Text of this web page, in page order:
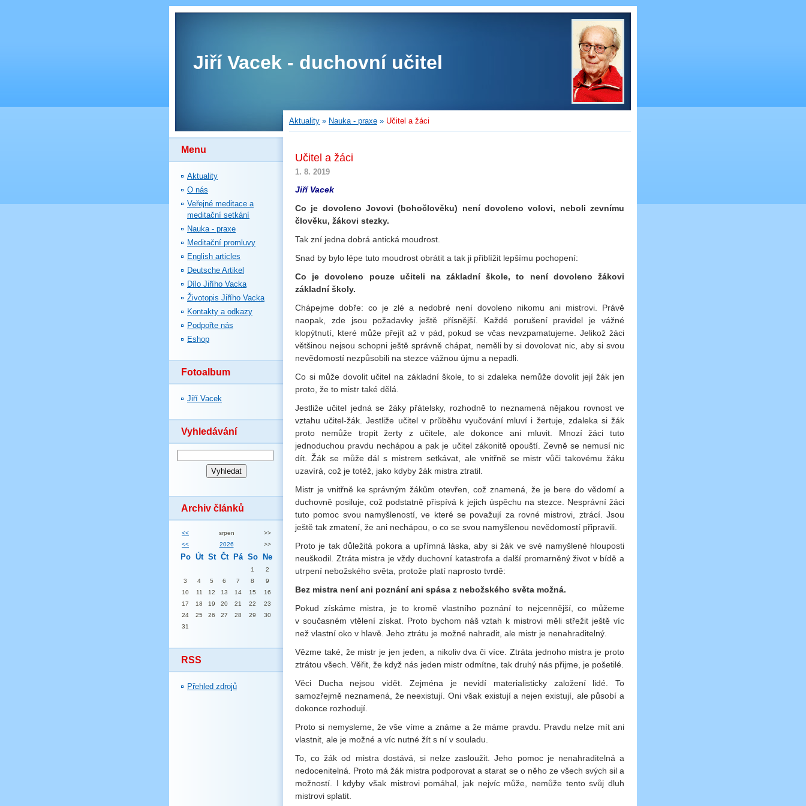
Jiří Vacek - duchovní učitel
Menu
Aktuality
O nás
Veřejné meditace a
meditační setkání
Nauka - praxe
Meditační promluvy
English articles
Deutsche Artikel
Dílo Jiřího Vacka
Životopis Jiřího Vacka
Kontakty a odkazy
Podpořte nás
Eshop
Fotoalbum
Jiří Vacek
Vyhledávání
Archiv článků
<< srpen
>>
<<
2026 >>
Po Út St Čt Pá So Ne
1
2
3
4 5 6 7 8
9
10
11 12 13 14 15
16
17
18 19 20 21 22
23
24
25 26 27 28 29
30
31
RSS
Přehled zdrojů
Aktuality » Nauka - praxe » Učitel a žáci
Učitel a žáci
1. 8. 2019
Jiří Vacek
Co je dovoleno Jovovi (bohočlověku) není dovoleno volovi, neboli zevnímu
člověku, žákovi stezky.
Tak zní jedna dobrá antická moudrost.
Snad by bylo lépe tuto moudrost obrátit a tak ji přiblížit lepšímu pochopení:
Co je dovoleno pouze učiteli na základní škole, to není dovoleno žákovi
základní školy.
Chápejme dobře: co je zlé a nedobré není dovoleno nikomu ani mistrovi. Právě
naopak, zde jsou požadavky ještě přísnější. Každé porušení pravidel je vážné
klopýtnutí, které může přejít až v pád, pokud se včas nevzpamatujeme. Jelikož žáci
většinou nejsou schopni ještě správně chápat, neměli by si dovolovat nic, aby si svou
nevědomostí nezpůsobili na stezce vážnou újmu a nepadli.
Co si může dovolit učitel na základní škole, to si zdaleka nemůže dovolit její žák jen
proto, že to mistr také dělá.
Jestliže učitel jedná se žáky přátelsky, rozhodně to neznamená nějakou rovnost ve
vztahu učitel-žák. Jestliže učitel v průběhu vyučování mluví i žertuje, zdaleka si žák
proto nemůže tropit žerty z učitele, ale dokonce ani mluvit. Mnozí žáci tuto
jednoduchou pravdu nechápou a pak je učitel zákonitě opouští. Zevně se nemusí nic
dít. Žák se může dál s mistrem setkávat, ale vnitřně se mistr vůči takovému žáku
uzavírá, což je totéž, jako kdyby žák mistra ztratil.
Mistr je vnitřně ke správným žákům otevřen, což znamená, že je bere do vědomí a
duchovně posiluje, což podstatně přispívá k jejich úspěchu na stezce. Nesprávní žáci
tuto pomoc svou namyšleností, ve které se považují za rovné mistrovi, ztrácí. Jsou
ještě tak zmatení, že ani nechápou, o co se svou namyšlenou nevědomostí připravili.
Proto je tak důležitá pokora a upřímná láska, aby si žák ve své namyšlené hlouposti
neuškodil. Ztráta mistra je vždy duchovní katastrofa a další promarněný život v bídě a
utrpení nebožského světa, protože platí naprosto tvrdě:
Bez mistra není ani poznání ani spása z nebožského světa možná.
Pokud získáme mistra, je to kromě vlastního poznání to nejcennější, co můžeme
v současném vtělení získat. Proto bychom náš vztah k mistrovi měli střežit ještě víc
než vlastní oko v hlavě. Jeho ztrátu je možné nahradit, ale mistr je nenahraditelný.
Vězme také, že mistr je jen jeden, a nikoliv dva či více. Ztráta jednoho mistra je proto
ztrátou všech. Věřit, že když nás jeden mistr odmítne, tak druhý nás přijme, je pošetilé.
Věci Ducha nejsou vidět. Zejména je nevidí materialisticky založení lidé. To
samozřejmě neznamená, že neexistují. Oni však existují a nejen existují, ale působí a
dokonce rozhodují.
Proto si nemysleme, že vše víme a známe a že máme pravdu. Pravdu nelze mít ani
vlastnit, ale je možné a víc nutné žít s ní v souladu.
To, co žák od mistra dostává, si nelze zasloužit. Jeho pomoc je nenahraditelná a
nedocenitelná. Proto má žák mistra podporovat a starat se o něho ze všech svých sil a
možností. I kdyby však mistrovi pomáhal, jak nejvíc může, nemůže tento svůj dluh
mistrovi splatit.